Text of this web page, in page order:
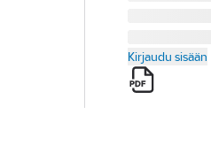
Kirjaudu sisään